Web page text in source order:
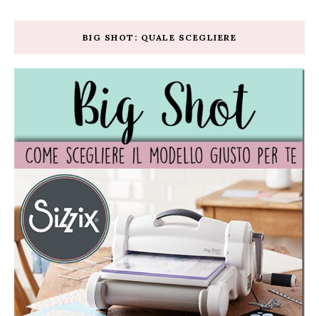
BIG SHOT: QUALE SCEGLIERE